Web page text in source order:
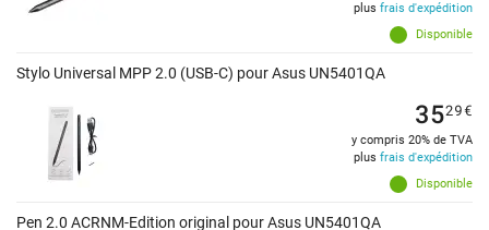
Disponible
plus frais d'expédition
Stylo Universal MPP 2.0 (USB-C) pour Asus UN5401QA
Disponible
3529€
y compris 20% de TVA
plus frais d'expédition
Pen 2.0 ACRNM-Edition original pour Asus UN5401QA